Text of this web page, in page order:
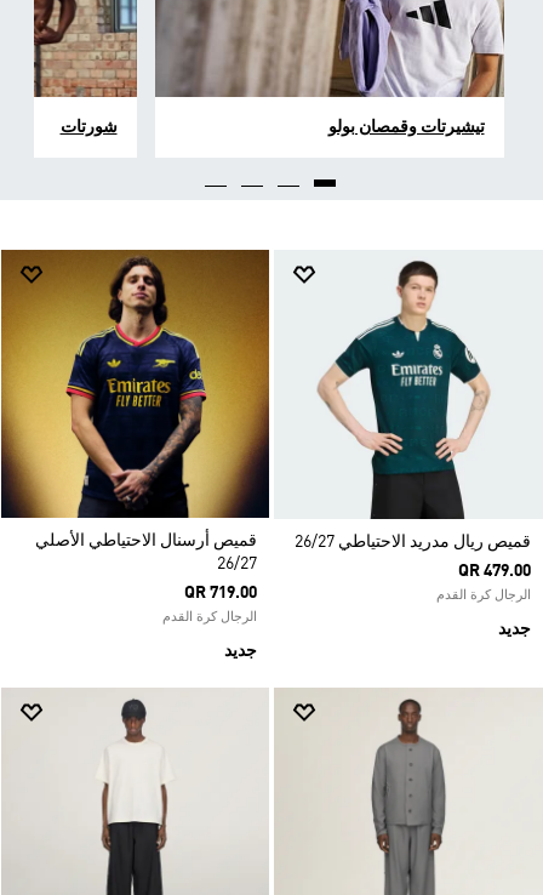
تيشيرتات وقمصان بولو شورتات
قميص ريال مدريد الاحتياطي 26/27
QR 479.00
الرجال كرة القدم
جديد
قميص أرسنال الاحتياطي الأصلي
26/27
QR 719.00
الرجال كرة القدم
جديد